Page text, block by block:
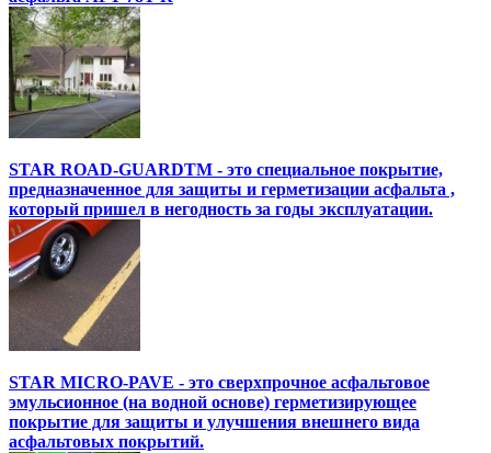
STAR ROAD-GUARDTM - это специальное покрытие,
предназначенное для защиты и герметизации асфальта ,
который пришел в негодность за годы эксплуатации.
STAR MICRO-PAVE - это сверхпрочное асфальтовое
эмульсионное (на водной основе) герметизирующее
покрытие для защиты и улучшения внешнего вида
асфальтовых покрытий.